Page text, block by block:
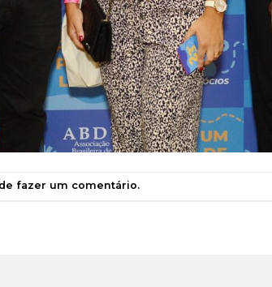
fazer um comentário.